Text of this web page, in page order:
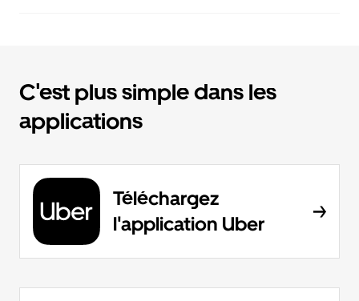
C'est plus simple dans les
applications
Téléchargez
l'application Uber